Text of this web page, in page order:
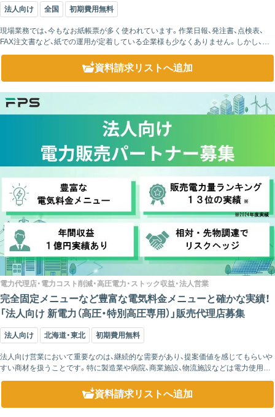
法人向け 全国 初期費用無料
現場業務では、今もなお紙帳票が多く使われています。作業日報、発注書、点検表、
FAX注文書など、紙での運用が定着している企業様も少なくありません。しかし、そ
の後に発生する「手入力作業」が、現場やバックオフィスの大きな負担になっている
資料請求リストへ追加
電力代理店・電力コスト削減・高圧電力・ストック収益・法人営業
完全固定メニューなど豊富な電気料金メニューと確かな実績！
「法人向け 新電力（高圧・特別高圧専用）」販売代理店募集
法人向け 北海道・東北 初期費用無料
法人向け営業において重要なのは、継続的な需要があり、提案価値を感じてもらいや
すい商材を扱うことです。特に製造業や病院、商業施設、物流施設などは電力使用量
資料請求リストへ追加